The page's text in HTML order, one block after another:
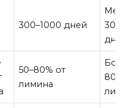
300–1000 дней
300
50–80% от
лимина
80%